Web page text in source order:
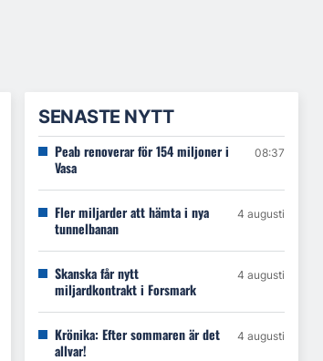
SENASTE NYTT
Peab renoverar för 154 miljoner i
Vasa
08:37
Fler miljarder att hämta i nya
tunnelbanan
4 augusti
Skanska får nytt
miljardkontrakt i Forsmark
4 augusti
Krönika: Efter sommaren är det
allvar!
4 augusti